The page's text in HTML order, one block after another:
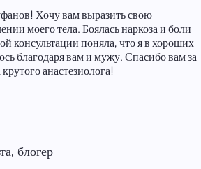
Хочу вам выразить свою
моего тела. Боялась наркоза и боли
консультации поняла, что я в хороших
благодаря вам и мужу. Спасибо вам за
анастезиолога!
блогер